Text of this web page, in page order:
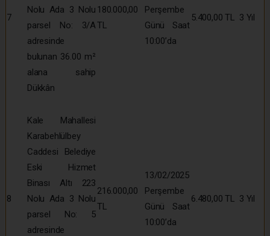
7
Nolu Ada 3 Nolu
parsel No: 3/A
adresinde
bulunan 36.00 m²
alana sahip
Dükkân
180.000,00
TL
Perşembe
Günü Saat
10:00’da
5.400,00 TL 3 Yıl
8
Kale Mahallesi
Karabehlülbey
Caddesi Belediye
Eski Hizmet
Binası Altı 223
Nolu Ada 3 Nolu
parsel No: 5
adresinde
216.000,00
TL
13/02/2025
Perşembe
Günü Saat
10:00’da
6.480,00 TL 3 Yıl